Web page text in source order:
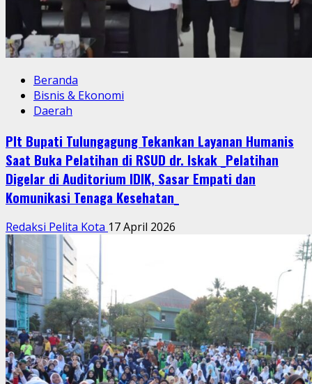
Beranda
Bisnis & Ekonomi
Daerah
Plt Bupati Tulungagung Tekankan Layanan Humanis
Saat Buka Pelatihan di RSUD dr. Iskak _Pelatihan
Digelar di Auditorium IDIK, Sasar Empati dan
Komunikasi Tenaga Kesehatan_
Redaksi Pelita Kota 17 April 2026